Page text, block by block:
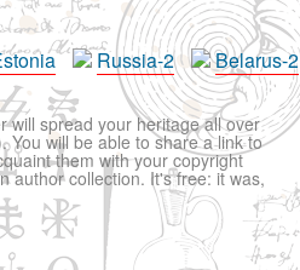
Russia-2 Belarus-2
will spread your heritage all over
You will be able to share a link to
them with your copyright
author collection. It's free: it was,